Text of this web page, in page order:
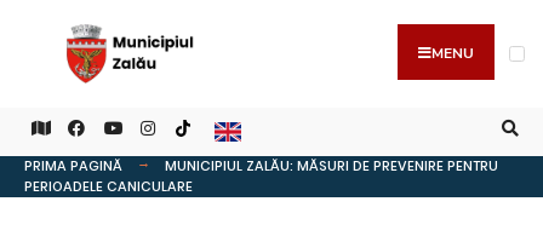
MENU
PRIMA PAGINĂ
MUNICIPIUL ZALĂU: MĂSURI DE PREVENIRE PENTRU
PERIOADELE CANICULARE